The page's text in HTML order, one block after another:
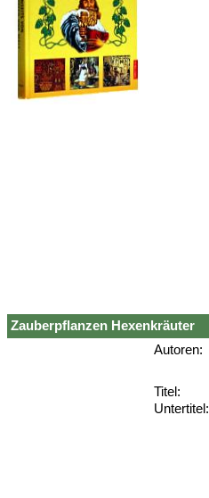
Zauberpflanzen Hexenkräuter
Autoren:
Titel:
Untertitel: